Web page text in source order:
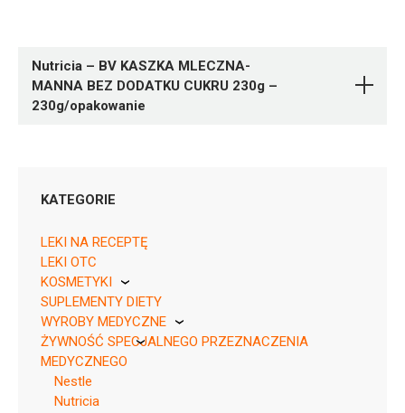
Nutricia – BV KASZKA MLECZNA-
MANNA BEZ DODATKU CUKRU 230g –
230g/opakowanie
KATEGORIE
LEKI NA RECEPTĘ
LEKI OTC
KOSMETYKI
Pierre Fabre
SUPLEMENTY DIETY
WYROBY MEDYCZNE
KikGel
ŻYWNOŚĆ SPECJALNEGO PRZEZNACZENIA
MEDYCZNEGO
Nestle
Nutricia